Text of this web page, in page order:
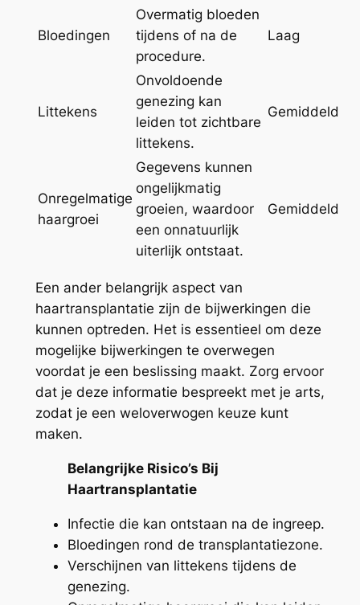
Bloedingen
Overmatig bloeden
tijdens of na de
procedure.
Laag
Littekens
Onvoldoende
genezing kan
leiden tot zichtbare
littekens.
Gemiddeld
Onregelmatige
haargroei
Gegevens kunnen
ongelijkmatig
groeien, waardoor
een onnatuurlijk
uiterlijk ontstaat.
Gemiddeld
Een ander belangrijk aspect van
haartransplantatie zijn de bijwerkingen die
kunnen optreden. Het is essentieel om deze
mogelijke bijwerkingen te overwegen
voordat je een beslissing maakt. Zorg ervoor
dat je deze informatie bespreekt met je arts,
zodat je een weloverwogen keuze kunt
maken.
Belangrijke Risico’s Bij
Haartransplantatie
Infectie die kan ontstaan na de ingreep.
Bloedingen rond de transplantatiezone.
Verschijnen van littekens tijdens de
genezing.